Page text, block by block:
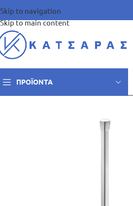
Skip to navigation
Skip to main content
ΠΡΟΪΌΝΤΑ